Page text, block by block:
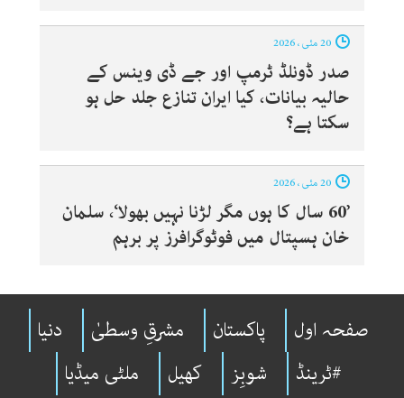
صدر ڈونلڈ ٹرمپ اور جے ڈی وینس کے
حالیہ بیانات، کیا ایران تنازع جلد حل ہو
سکتا ہے؟
’60 سال کا ہوں مگر لڑنا نہیں بھولا‘، سلمان
خان ہسپتال میں فوٹوگرافرز پر برہم
صفحہ اول پاکستان مشرقِ وسطیٰ
دنیا
#ٹرینڈ
شوبِز کھیل ملٹی میڈیا